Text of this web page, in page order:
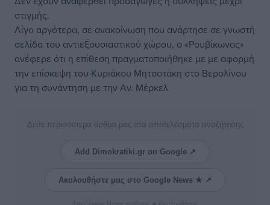
στιγμής.
Λίγο αργότερα, σε ανακοίνωση που ανάρτησε σε γνωστή
σελίδα του αντιεξουσιαστικού χώρου, ο «Ρουβίκωνας»
ανέφερε ότι η επίθεση πραγματοποιήθηκε με με αφορμή
την επίσκεψη του Κυριάκου Μητσοτάκη στο Βερολίνου
για τη συνάντηση με την Αν. Μέρκελ.
Δείτε περισσότερα άρθρα μας στα αποτελέσματα αναζήτησης
Add Dimokratiki.gr on Google ↗
Ακολουθήστε μας στο Google News ★ ↗